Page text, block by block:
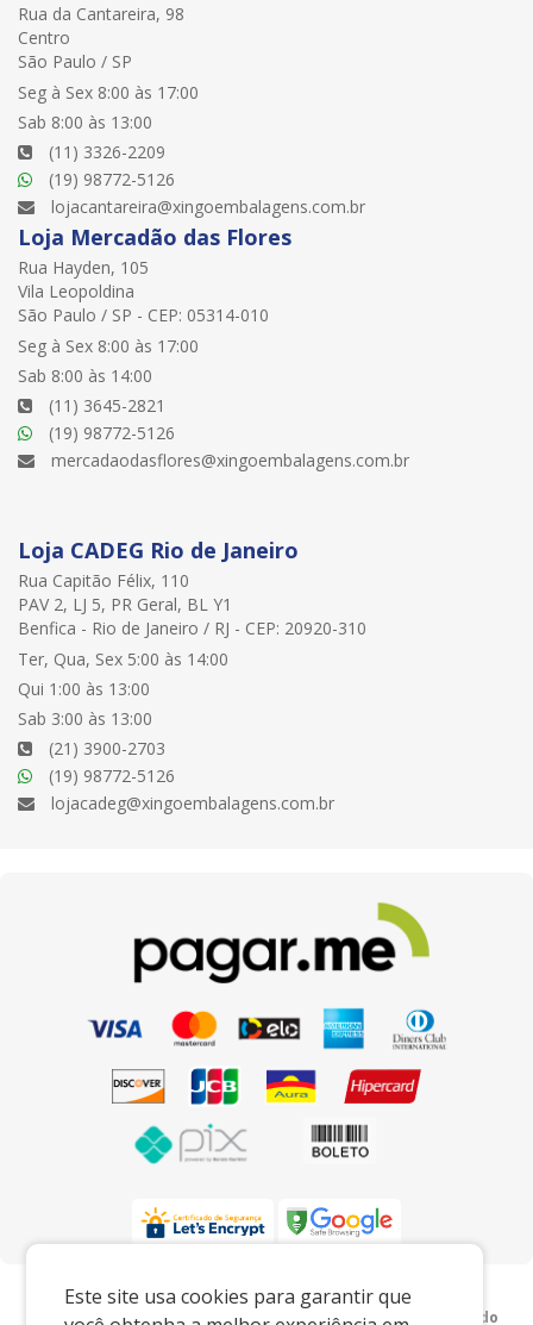
Este site usa cookies para garantir que
Rua da Cantareira, 98
Centro
São Paulo / SP
Seg à Sex 8:00 às 17:00
Sab 8:00 às 13:00
(11) 3326-2209
(19) 98772-5126
lojacantareira@xingoembalagens.com.br
Loja Mercadão das Flores
Rua Hayden, 105
Vila Leopoldina
São Paulo / SP - CEP: 05314-010
Seg à Sex 8:00 às 17:00
Sab 8:00 às 14:00
(11) 3645-2821
(19) 98772-5126
mercadaodasflores@xingoembalagens.com.br
Loja CADEG Rio de Janeiro
Rua Capitão Félix, 110
PAV 2, LJ 5, PR Geral, BL Y1
Benfica - Rio de Janeiro / RJ - CEP: 20920-310
Ter, Qua, Sex 5:00 às 14:00
Qui 1:00 às 13:00
Sab 3:00 às 13:00
(21) 3900-2703
(19) 98772-5126
lojacadeg@xingoembalagens.com.br
Preços e condições exclusivos para o
www.xingoembalagens.com.br e para o televendas, podendo